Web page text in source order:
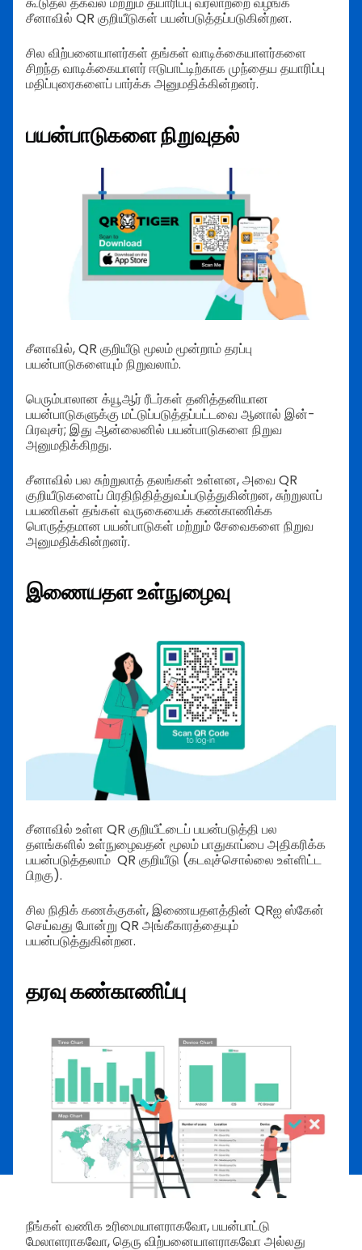
சீனாவில் QR குறியீடுகள் பயன்படுத்தப்படுகின்றன.
சில விற்பனையாளர்கள் தங்கள் வாடிக்கையாளர்களை
சிறந்த வாடிக்கையாளர் ஈடுபாட்டிற்காக முந்தைய தயாரிப்பு
மதிப்புரைகளைப் பார்க்க அனுமதிக்கின்றனர்.
பயன்பாடுகளை நிறுவுதல்
சீனாவில், QR குறியீடு மூலம் மூன்றாம் தரப்பு
பயன்பாடுகளையும் நிறுவலாம்.
பெரும்பாலான க்யூஆர் ரீடர்கள் தனித்தனியான
பயன்பாடுகளுக்கு மட்டுப்படுத்தப்பட்டவை ஆனால் இன்-
பிரவுசர்; இது ஆன்லைனில் பயன்பாடுகளை நிறுவ
அனுமதிக்கிறது.
சீனாவில் பல சுற்றுலாத் தலங்கள் உள்ளன, அவை QR
குறியீடுகளைப் பிரதிநிதித்துவப்படுத்துகின்றன, சுற்றுலாப்
பயணிகள் தங்கள் வருகையைக் கண்காணிக்க
பொருத்தமான பயன்பாடுகள் மற்றும் சேவைகளை நிறுவ
அனுமதிக்கின்றனர்.
இணையதள உள்நுழைவு
சீனாவில் உள்ள QR குறியீட்டைப் பயன்படுத்தி பல
தளங்களில் உள்நுழைவதன் மூலம் பாதுகாப்பை அதிகரிக்க
பயன்படுத்தலாம் QR குறியீடு (கடவுச்சொல்லை உள்ளிட்ட
பிறகு).
சில நிதிக் கணக்குகள், இணையதளத்தின் QRஐ ஸ்கேன்
செய்வது போன்று QR அங்கீகாரத்தையும்
பயன்படுத்துகின்றன.
தரவு கண்காணிப்பு
நீங்கள் வணிக உரிமையாளராகவோ, பயன்பாட்டு
மேலாளராகவோ, தெரு விற்பனையாளராகவோ அல்லது